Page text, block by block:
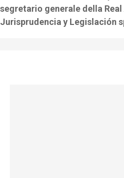
segretario generale della
Jurisprudencia y Legislación